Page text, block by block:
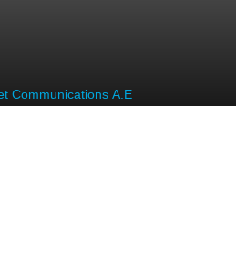
Communications Α.Ε